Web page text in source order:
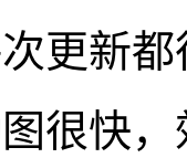
更新
很快